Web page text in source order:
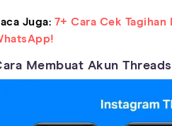
Juga: 7+ Cara Cek
Membuat Akun Threads